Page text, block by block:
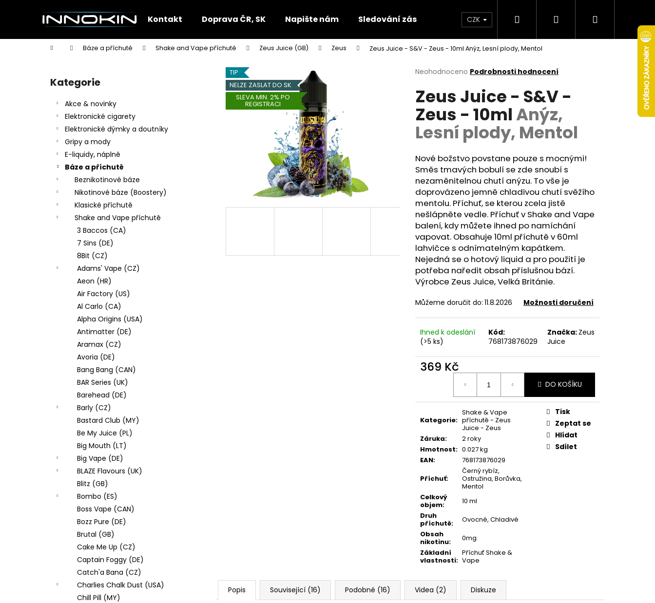
Kontakt Doprava ČR, SK Napište nám Sledování zásilek Obchodní podmínky Věrnostní program
CZK Hledat PřihlášeníNákupní
Domů Báze a příchutě Shake and Vape příchutě Zeus Juice (GB) Zeus Zeus Juice - S&V - Zeus - 10ml Anýz, Lesní plody, Mentol
Přeskočit
kategorie
Kategorie
Akce & novinky
Elektronické cigarety
Elektronické dýmky a doutníky
Gripy a mody
E-liquidy, náplně
Báze a příchutě
Beznikotinové báze
Nikotinové báze (Boostery)
Klasické příchutě
Shake and Vape příchutě
3 Baccos (CA)
7 Sins (DE)
8Bit (CZ)
Adams' Vape (CZ)
Aeon (HR)
Air Factory (US)
Al Carlo (CA)
Alpha Origins (USA)
Antimatter (DE)
Aramax (CZ)
Avoria (DE)
Bang Bang (CAN)
BAR Series (UK)
Barehead (DE)
Barly (CZ)
Bastard Club (MY)
Be My Juice (PL)
Big Mouth (LT)
Big Vape (DE)
BLAZE Flavours (UK)
Blitz (GB)
Bombo (ES)
Boss Vape (CAN)
Bozz Pure (DE)
Brutal (GB)
Cake Me Up (CZ)
Captain Foggy (DE)
Catch'a Bana (CZ)
Charlies Chalk Dust (USA)
Chill Pill (MY)
Průměrné
produktu
je
0,0
z
5
hvězdiček.
Neohodnoceno Podrobnosti hodnocení
Zeus Juice - S&V -
Zeus - 10mlAnýz,
Lesní plody, Mentol
Nové božstvo povstane pouze s mocnými!
Směs tmavých bobulí se zde snoubí s
nezaměnitelnou chutí anýzu. To vše je
doprovázeno jemně chladivou chutí svěžího
mentolu. Příchuť, se kterou zcela jistě
nešlápněte vedle. Příchuť v Shake and Vape
balení, kdy můžete ihned po namíchání
vapovat. Obsahuje 10ml příchutě v 60ml
lahvičce s odnímatelným kapátkem.
Nejedná se o hotový liquid a pro použití je
potřeba naředit obsah příslušnou bází.
Výrobce Zeus Juice, Velká Británie.
Můžeme doručit do: 11.8.2026 Možnosti doručení
Ihned k odeslání
(>5 ks)
Kód:
768173876029
Značka: Zeus
Juice
369 Kč
DO KOŠÍKU
Kategorie:
Shake & Vape
příchutě - Zeus
Juice - Zeus
Záruka:
2 roky
Hmotnost: 0.027 kg
EAN:
768173876029
Příchuť:
Černý rybíz,
Ostružina, Borůvka,
Mentol
Celkový
objem:
10 ml
Druh
příchutě:
Ovocné, Chladivé
Obsah
nikotinu:
0mg
Základní
vlastnosti:
Příchuť Shake &
Vape
Tisk
Zeptat se
Hlídat
Sdílet
TIP
NELZE ZASLAT DO SK
SLEVA MIN. 2% PO
REGISTRACI
Popis Související (16) Podobné (16) Videa (2) Diskuze
í
Zpět
do
Zpět
do
Co potřebujete najít?
Doporučujeme
Následující
DEKANG DESERT SHIP 10ML 11MG
154 Kč
Původně:195 Kč
OXVA XLIM TOP FILL SS POD CARTRIDGE
1,2OHM 2ML